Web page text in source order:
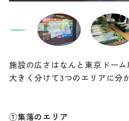
施設の広さはなんと東京ドーム
大きく分けて3つのエリアに分
①集落のエリア